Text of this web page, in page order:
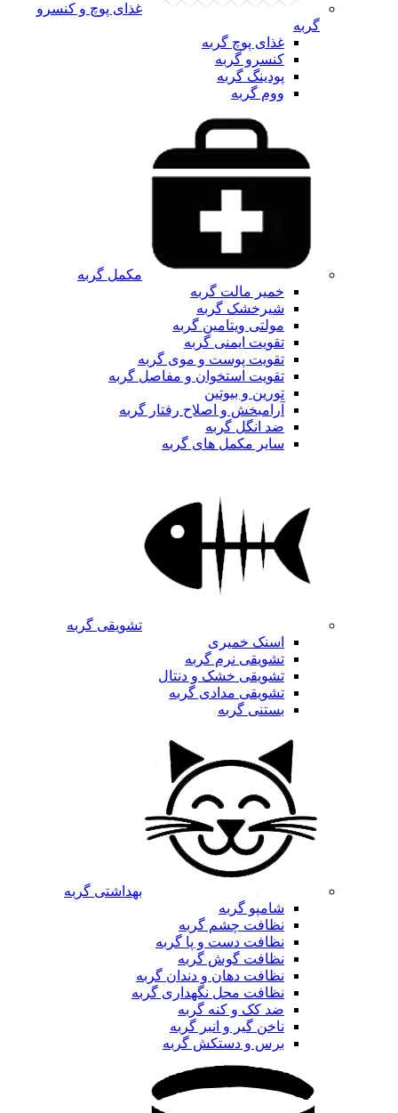
غذای پوچ و کنسرو
گربه
غذای پوچ گربه
کنسرو گربه
پودینگ گربه
ووم گربه
مکمل گربه
خمیر مالت گربه
شیرخشک گربه
مولتی ویتامین گربه
تقویت ایمنی گربه
تقویت پوست و موی گربه
تقویت استخوان و مفاصل گربه
تورین و بیوتین
آرامبخش و اصلاح رفتار گربه
ضد انگل گربه
سایر مکمل های گربه
تشویقی گربه
اسنک خمیری
تشویقی نرم گربه
تشویقی خشک و دنتال
تشویقی مدادی گربه
بستنی گربه
بهداشتی گربه
شامپو گربه
نظافت چشم گربه
نظافت دست و پا گربه
نظافت گوش گربه
نظافت دهان و دندان گربه
نظافت محل نگهداری گربه
ضد کک و کنه گربه
ناخن گیر و انبر گربه
برس و دستکش گربه